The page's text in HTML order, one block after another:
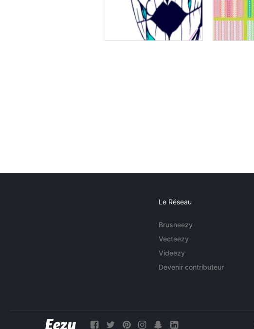
Le Réseau
Brusheezy
Vecteezy
Videezy
Devenir contributeur